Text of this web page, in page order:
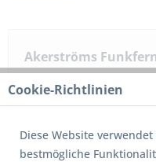
Akerströms
Åkerströms entwickelt,
Funkfernsteuerungen
kleinen Systemen bis
Cookie-Richtlinien
Diese Website
bestmögliche